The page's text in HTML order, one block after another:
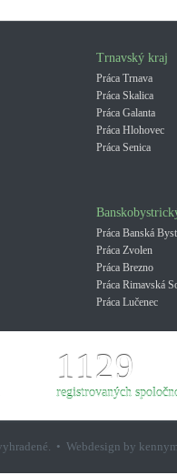
Trnavský kraj
Práca Trnava
Práca Skalica
Práca Galanta
Práca Hlohovec
Práca Senica
Práca Banská
Práca Zvolen
Práca Brezno
Práca Rimavská
Práca Lučenec
1129
registrovaných
• Webdesign by